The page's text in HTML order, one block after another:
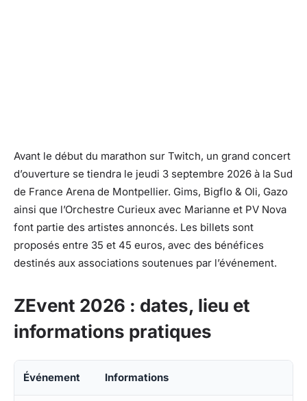
Avant le début du marathon sur Twitch, un grand concert
d’ouverture se tiendra le jeudi 3 septembre 2026 à la Sud
de France Arena de Montpellier. Gims, Bigflo & Oli, Gazo
ainsi que l’Orchestre Curieux avec Marianne et PV Nova
font partie des artistes annoncés. Les billets sont
proposés entre 35 et 45 euros, avec des bénéfices
destinés aux associations soutenues par l’événement.
ZEvent 2026 : dates, lieu et
informations pratiques
Événement Informations